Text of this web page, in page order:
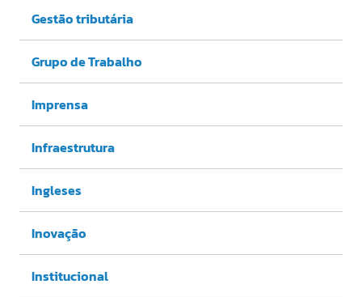
Gestão tributária
Grupo de Trabalho
Imprensa
Infraestrutura
Ingleses
Inovação
Institucional